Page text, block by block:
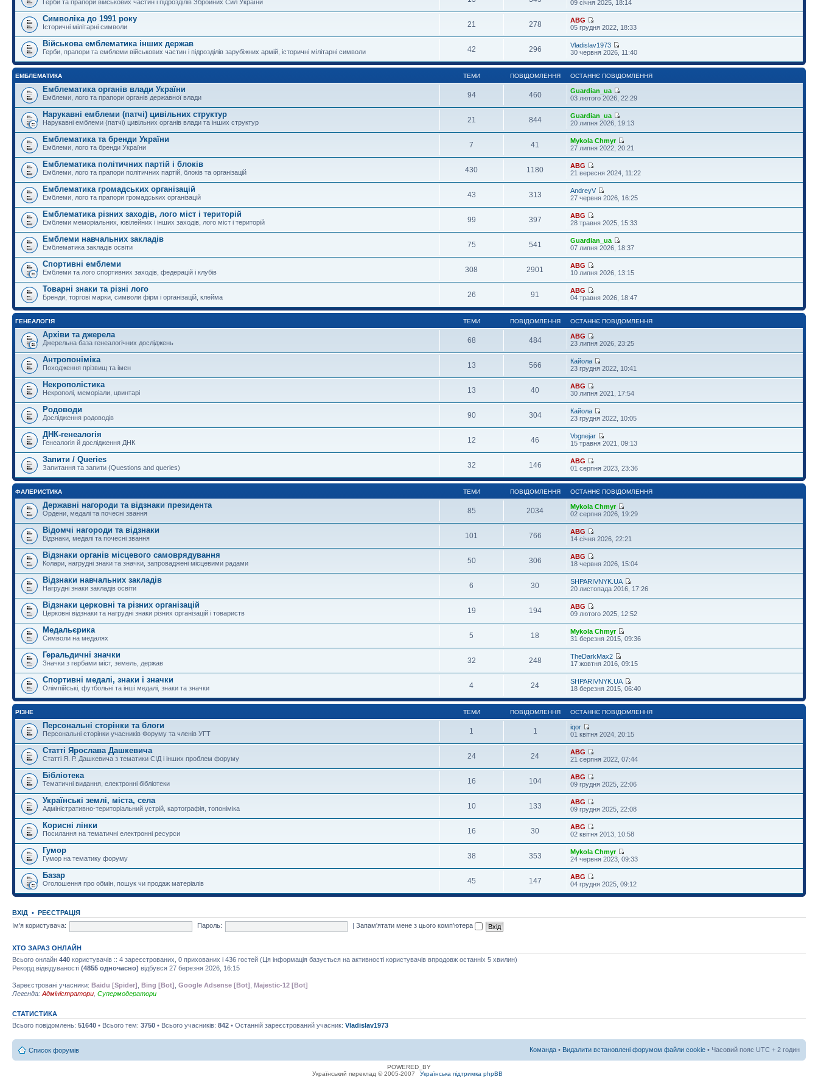
Герби та прапори військових частин і підрозділів Збройних Сил України 09 січня 2025, 18:14
Символіка до 1991 року
Історичні мілітарні символи 21 278
ABG
05 грудня 2022, 18:33
Військова емблематика інших держав
Герби, прапори та емблеми військових частин і підрозділів зарубіжних армій, історичні мілітарні символи 42 296
Vladislav1973
30 червня 2026, 11:40
ЕМБЛЕМАТИКА ТЕМИ ПОВІДОМЛЕННЯ ОСТАННЄ ПОВІДОМЛЕННЯ
Емблематика органів влади України
Емблеми, лого та прапори органів державної влади 94 460
Guardian_ua
03 лютого 2026, 22:29
Нарукавні емблеми (патчі) цивільних структур
Нарукавні емблеми (патчі) цивільних органів влади та інших структур 21 844
Guardian_ua
20 липня 2026, 19:13
Емблематика та бренди України
Емблеми, лого та бренди України 7 41
Mykola Chmyr
27 липня 2022, 20:21
Емблематика політичних партій і блоків
Емблеми, лого та прапори політичних партій, блоків та організацій 430 1180
ABG
21 вересня 2024, 11:22
Емблематика громадських організацій
Емблеми, лого та прапори громадських організацій 43 313
AndreyV
27 червня 2026, 16:25
Емблематика різних заходів, лого міст і територій
Емблеми меморіальних, ювілейних і інших заходів, лого міст і територій 99 397
ABG
28 травня 2025, 15:33
Емблеми навчальних закладів
Емблематика закладів освіти 75 541
Guardian_ua
07 липня 2026, 18:37
Спортивні емблеми
Емблеми та лого спортивних заходів, федерацій і клубів 308 2901
ABG
10 липня 2026, 13:15
Товарні знаки та різні лого
Бренди, торгові марки, символи фірм і організацій, клейма 26 91
ABG
04 травня 2026, 18:47
ГЕНЕАЛОГІЯ ТЕМИ ПОВІДОМЛЕННЯ ОСТАННЄ ПОВІДОМЛЕННЯ
Архіви та джерела
Джерельна база генеалогічних досліджень 68 484
ABG
23 липня 2026, 23:25
Антропоніміка
Походження прізвищ та імен 13 566
Кайола
23 грудня 2022, 10:41
Некрополістика
Некрополі, меморіали, цвинтарі 13 40
ABG
30 липня 2021, 17:54
Родоводи
Дослідження родоводів 90 304
Кайола
23 грудня 2022, 10:05
ДНК-генеалогія
Генеалогія й дослідження ДНК 12 46
Vognejar
15 травня 2021, 09:13
Запити / Queries
Запитання та запити (Questions and queries) 32 146
ABG
01 серпня 2023, 23:36
ФАЛЕРИСТИКА ТЕМИ ПОВІДОМЛЕННЯ ОСТАННЄ ПОВІДОМЛЕННЯ
Державні нагороди та відзнаки президента
Ордени, медалі та почесні звання 85 2034
Mykola Chmyr
02 серпня 2026, 19:29
Відомчі нагороди та відзнаки
Відзнаки, медалі та почесні звання 101 766
ABG
14 січня 2026, 22:21
Відзнаки органів місцевого самоврядування
Колари, нагрудні знаки та значки, запроваджені місцевими радами 50 306
ABG
18 червня 2026, 15:04
Відзнаки навчальних закладів
Нагрудні знаки закладів освіти 6 30
SHPARIVNYK.UA
20 листопада 2016, 17:26
Відзнаки церковні та різних організацій
Церковні відзнаки та нагрудні знаки різних організацій і товариств 19 194
ABG
09 лютого 2025, 12:52
Медальєрика
Символи на медалях 5 18
Mykola Chmyr
31 березня 2015, 09:36
Геральдичні значки
Значки з гербами міст, земель, держав 32 248
TheDarkMax2
17 жовтня 2016, 09:15
Спортивні медалі, знаки і значки
Олімпійські, футбольні та інші медалі, знаки та значки 4 24
SHPARIVNYK.UA
18 березня 2015, 06:40
РІЗНЕ ТЕМИ ПОВІДОМЛЕННЯ ОСТАННЄ ПОВІДОМЛЕННЯ
Персональні сторінки та блоги
Персональні сторінки учасників Форуму та членів УГТ 1 1
iqor
01 квітня 2024, 20:15
Статті Ярослава Дашкевича
Статті Я. Р. Дашкевича з тематики СІД і інших проблем форуму 24 24
ABG
21 серпня 2022, 07:44
Бібліотека
Тематичні видання, електронні бібліотеки 16 104
ABG
09 грудня 2025, 22:06
Українські землі, міста, села
Адміністративно-територіальний устрій, картографія, топоніміка 10 133
ABG
09 грудня 2025, 22:08
Корисні лінки
Посилання на тематичні електронні ресурси 16 30
ABG
02 квітня 2013, 10:58
Гумор
Гумор на тематику форуму 38 353
Mykola Chmyr
24 червня 2023, 09:33
Базар
Оголошення про обмін, пошук чи продаж матеріалів 45 147
ABG
04 грудня 2025, 09:12
ВХІД • РЕЄСТРАЦІЯ
Ім'я користувача:
Пароль: |Запам'ятати мене з цього комп'ютера
ХТО ЗАРАЗ ОНЛАЙН
Всього онлайн 440 користувачів :: 4 зареєстрованих, 0 прихованих і 436 гостей (Ця інформація базується на активності користувачів впродовж останніх 5 хвилин)
Рекорд відвідуваності (4855 одночасно) відбувся 27 березня 2026, 16:15
Зареєстровані учасники: Baidu [Spider] Bing [Bot] Google Adsense [Bot] Majestic-12 [Bot]
Легенда: Адміністратори Супермодератори
СТАТИСТИКА
Всього повідомлень: 51640 • Всього тем: 3750 • Всього учасників: 842 • Останній зареєстрований учасник: Vladislav1973
Список форумів Команда • Видалити встановлені форумом файли cookie • Часовий пояс UTC + 2 годин
POWERED_BY
Український переклад © 2005-2007
Українська підтримка phpBB